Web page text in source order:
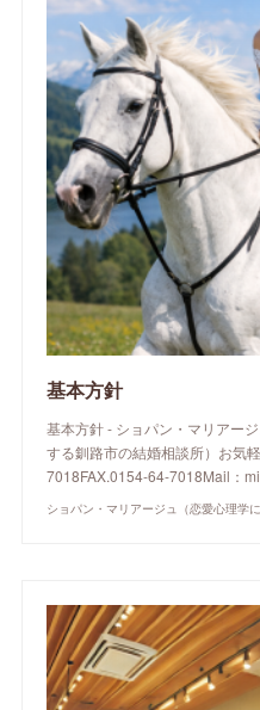
基本方針
基本方針 - ショパン・マリアー
する釧路市の結婚相談所）お気
7018FAX.0154-64-7018Mail：